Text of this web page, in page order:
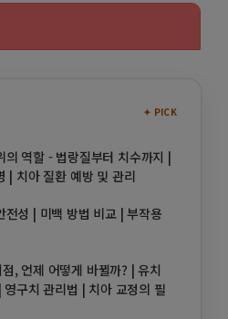
✦ PICK
의 역할 - 법랑질부터 치수까지 |
| 치아 질환 예방 및 관리
전성 | 미백 방법 비교 | 부작용
, 언제 어떻게 바뀔까? | 유치
구치 관리법 | 치아 교정의 필